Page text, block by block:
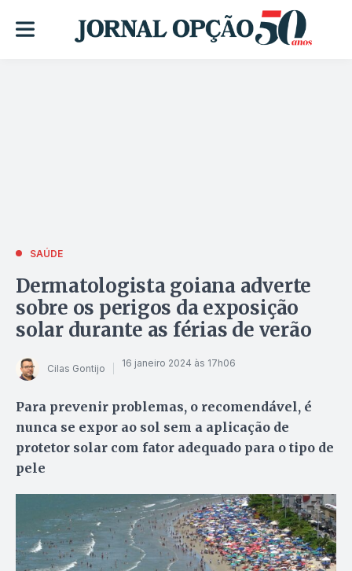
SAÚDE
Dermatologista goiana adverte
sobre os perigos da exposição
solar durante as férias de verão
Cilas Gontijo 16 janeiro 2024 às 17h06
Para prevenir problemas, o recomendável, é
nunca se expor ao sol sem a aplicação de
protetor solar com fator adequado para o tipo de
pele